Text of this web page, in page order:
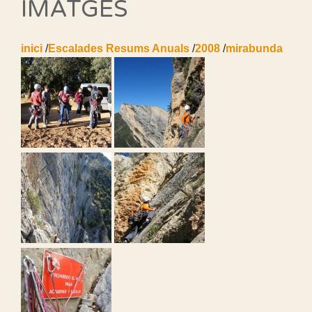
IMATGES
inici /Escalades Resums Anuals /2008 /mirabunda